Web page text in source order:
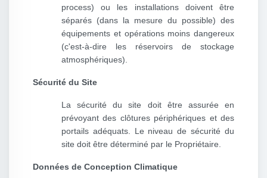
process) ou les installations doivent être
séparés (dans la mesure du possible) des
équipements et opérations moins dangereux
(c'est-à-dire les réservoirs de stockage
atmosphériques).
Sécurité du Site
La sécurité du site doit être assurée en
prévoyant des clôtures périphériques et des
portails adéquats. Le niveau de sécurité du
site doit être déterminé par le Propriétaire.
Données de Conception Climatique